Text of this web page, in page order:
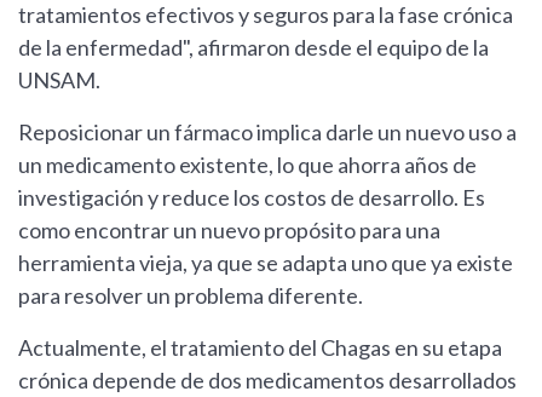
tratamientos efectivos y seguros para la fase crónica
de la enfermedad", afirmaron desde el equipo de la
UNSAM.
Reposicionar un fármaco implica darle un nuevo uso a
un medicamento existente, lo que ahorra años de
investigación y reduce los costos de desarrollo. Es
como encontrar un nuevo propósito para una
herramienta vieja, ya que se adapta uno que ya existe
para resolver un problema diferente.
Actualmente, el tratamiento del Chagas en su etapa
crónica depende de dos medicamentos desarrollados